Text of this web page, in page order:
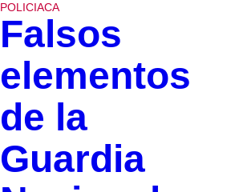
POLICIACA
Falsos
elementos
de la
Guardia